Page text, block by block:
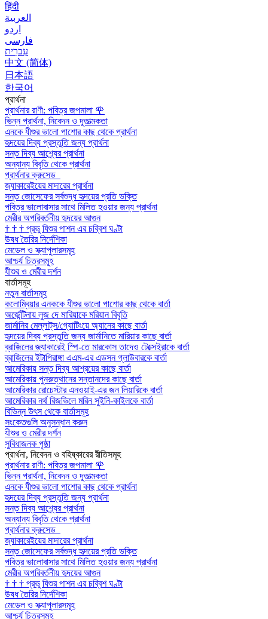
हिंदी
العربية
اردو
فارسی
עִברִית
中文 (简体)
日本語
한국어
প্রার্থনা
প্রার্থনার রাণী: পবিত্র জপমালা 🌹
ভিন্ন প্রার্থনা, নিবেদন ও দূতাত্মকতা
এনকে যীশুর ভালো পাশোর কাছ থেকে প্রার্থনা
হৃদয়ের দিব্য প্রস্তুতি জন্য প্রার্থনা
সন্ত দিব্য আশ্র্যের প্রার্থনা
অন্যান্য বিবৃতি থেকে প্রার্থনা
প্রার্থনার ক্রুসেড
জ্যাকারেইয়ের মাদারের প্রার্থনা
সন্ত জোসেফের সর্বশুদ্ধ হৃদয়ের প্রতি ভক্তি
পবিত্র ভালোবাসার সাথে মিলিত হওয়ার জন্য প্রার্থনা
মেরীর অপরিবর্তনীয় হৃদয়ের আগুন
† † † প্রভু যিশুর পাশন এর চব্বিশ ঘণ্টা
উষধ তৈরির নির্দেশিকা
মেডেল ও স্ক্যাপুলারসমূহ
আশ্চর্য চিত্রসমূহ
যীশুর ও মেরীর দর্শন
বার্তাসমূহ
নতুন বার্তাসমূহ
কলোম্বিয়ার এনককে যীশুর ভালো পাশোর কাছ থেকে বার্তা
অর্জেন্টিনায় লুজ দে মারিয়াকে মরিয়ান বিবৃতি
জার্মানির মেল্লাট্‌স/গ্যোটিংয়ে অ্যানের কাছে বার্তা
হৃদয়ের দিব্য প্রস্তুতি জন্য জার্মানিতে মারিয়ার কাছে বার্তা
ব্রাজিলের জ্যাকারেই স্পি-তে মারকোস তাদেও টেক্সেইরাকে বার্তা
ব্রাজিলের ইটাপিরাঙ্গা এএম-এর এডসন গ্লাউবারকে বার্তা
আমেরিকায় সন্ত দিব্য আশ্রয়ের কাছে বার্তা
আমেরিকায় পুনরুত্থানের সন্তানদের কাছে বার্তা
আমেরিকার রোচেস্টার এনওয়াই-এর জন লিয়ারিকে বার্তা
আমেরিকার নর্থ রিজভিলে মরিন সুইনি-কাইলকে বার্তা
বিভিন্ন উৎস থেকে বার্তাসমূহ
সংকেতগুলি অনুসন্ধান করুন
যীশুর ও মেরীর দর্শন
সুবিধাজনক পৃষ্ঠা
প্রার্থনা, নিবেদন ও বহিষ্কারের রীতিসমূহ
প্রার্থনার রাণী: পবিত্র জপমালা 🌹
ভিন্ন প্রার্থনা, নিবেদন ও দূতাত্মকতা
এনকে যীশুর ভালো পাশোর কাছ থেকে প্রার্থনা
হৃদয়ের দিব্য প্রস্তুতি জন্য প্রার্থনা
সন্ত দিব্য আশ্র্যের প্রার্থনা
অন্যান্য বিবৃতি থেকে প্রার্থনা
প্রার্থনার ক্রুসেড
জ্যাকারেইয়ের মাদারের প্রার্থনা
সন্ত জোসেফের সর্বশুদ্ধ হৃদয়ের প্রতি ভক্তি
পবিত্র ভালোবাসার সাথে মিলিত হওয়ার জন্য প্রার্থনা
মেরীর অপরিবর্তনীয় হৃদয়ের আগুন
† † † প্রভু যিশুর পাশন এর চব্বিশ ঘণ্টা
উষধ তৈরির নির্দেশিকা
মেডেল ও স্ক্যাপুলারসমূহ
আশ্চর্য চিত্রসমূহ